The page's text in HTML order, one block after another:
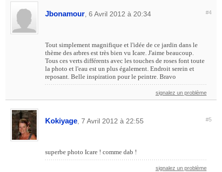
Jbonamour , 6 Avril 2012 à 20:34 #4
Tout simplement magnifique et l'idée de ce jardin dans le
thème des arbres est très bien vu Icare. J'aime beaucoup.
Tous ces verts différents avec les touches de roses font toute
la photo et l'eau est un plus également. Endroit serein et
reposant. Belle inspiration pour le peintre. Bravo
signalez un problème
Kokiyage , 7 Avril 2012 à 22:55 #5
superbe photo Icare ! comme dab !
signalez un problème